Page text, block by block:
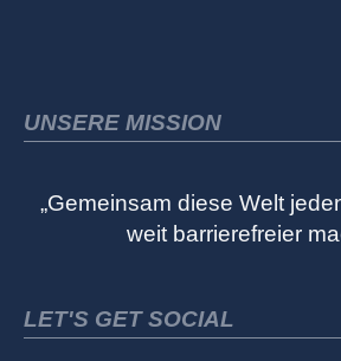
UNSERE MISSION
„Gemeinsam diese Welt
weit barrierefreier
LET'S GET SOCIAL